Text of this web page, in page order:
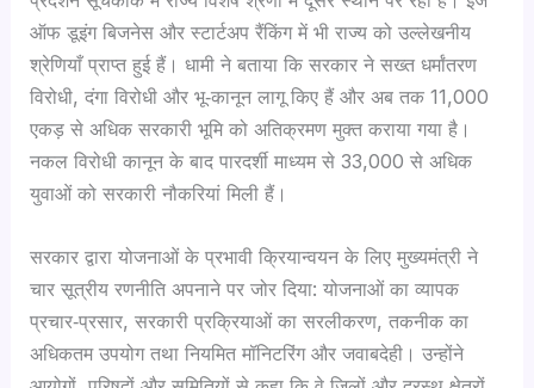
ऑफ डूइंग बिजनेस और स्टार्टअप रैंकिंग में भी राज्य को उल्लेखनीय
श्रेणियाँ प्राप्त हुई हैं। धामी ने बताया कि सरकार ने सख्त धर्मांतरण
विरोधी, दंगा विरोधी और भू‑कानून लागू किए हैं और अब तक 11,000
एकड़ से अधिक सरकारी भूमि को अतिक्रमण मुक्त कराया गया है।
नकल विरोधी कानून के बाद पारदर्शी माध्यम से 33,000 से अधिक
युवाओं को सरकारी नौकरियां मिली हैं।
सरकार द्वारा योजनाओं के प्रभावी क्रियान्वयन के लिए मुख्यमंत्री ने
चार सूत्रीय रणनीति अपनाने पर जोर दिया: योजनाओं का व्यापक
प्रचार‑प्रसार, सरकारी प्रक्रियाओं का सरलीकरण, तकनीक का
अधिकतम उपयोग तथा नियमित मॉनिटरिंग और जवाबदेही। उन्होंने